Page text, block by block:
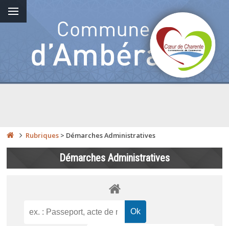
Rubriques > Démarches Administratives
Démarches Administratives